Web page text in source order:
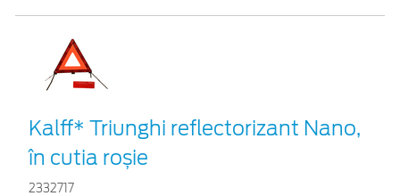
Kalff* Triunghi reflectorizant Nano,
în cutia roșie
2332717